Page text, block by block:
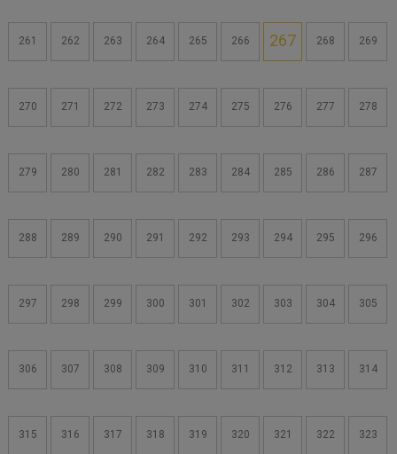
261 262 263 264 265 266 267 268 269
270 271 272 273 274 275 276 277 278
279 280 281 282 283 284 285 286 287
288 289 290 291 292 293 294 295 296
297 298 299 300 301 302 303 304 305
306 307 308 309 310 311 312 313 314
315 316 317 318 319 320 321 322 323